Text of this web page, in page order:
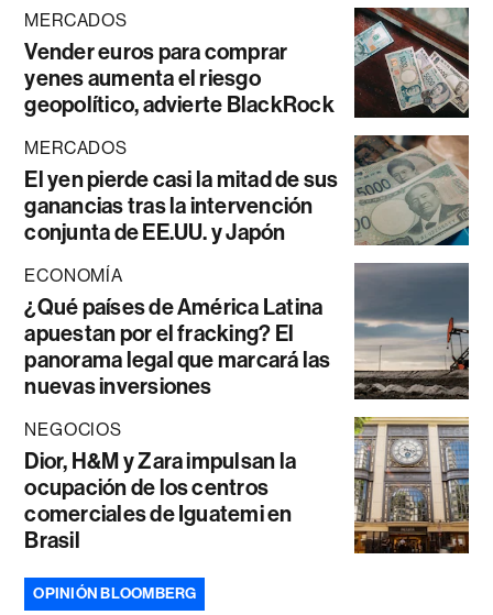
MERCADOS
Vender euros para comprar
yenes aumenta el riesgo
geopolítico, advierte BlackRock
MERCADOS
El yen pierde casi la mitad de sus
ganancias tras la intervención
conjunta de EE.UU. y Japón
ECONOMÍA
¿Qué países de América Latina
apuestan por el fracking? El
panorama legal que marcará las
nuevas inversiones
NEGOCIOS
Dior, H&M y Zara impulsan la
ocupación de los centros
comerciales de Iguatemi en
Brasil
OPINIÓN BLOOMBERG